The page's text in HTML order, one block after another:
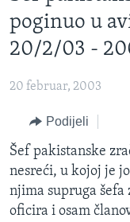
na
glavnu
Idi
pretragu
VIDEO
FOTOGRAFIJE DANA
SJEDINJENE
BOSNA I
SVIJET
NAUKA I
SPECIJALNI
KORUPCIJA
SLOBODA MEDIJA
ŽENSKA STRANA
poginuo u
20/2/03 -
20 februar, 2003
Podijeli
Šef pakistanske
nesreći, u kojoj je
njima supruga šefa
oficira i osam